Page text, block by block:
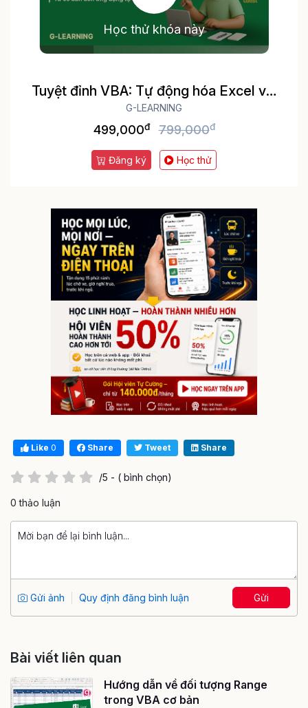
Học thử khóa này
Tuyệt đỉnh VBA: Tự động hóa Excel với
lập trình VBA
G-LEARNING
499,000đ 799,000đ
Đăng ký Học thử
Like 0 Share Tweet Share
/5 - ( bình chọn)
0 thảo luận
Gửi ảnh Quy định đăng bình luận Gửi
Bài viết liên quan
Hướng dẫn về đối tượng Range
trong VBA cơ bản